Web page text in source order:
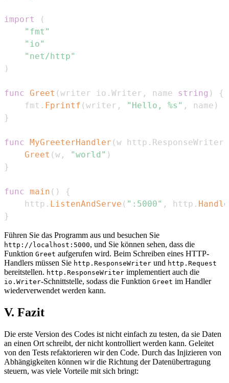
import
(
"fmt"
"io"
"net/http"
)
func Greet (writer io . Writer , name string )
{
    fmt
. Fprintf (writer , "Hello, %s" , name )
}
func MyGreeterHandler (w http . ResponseWriter
Greet (w , "world" )
}
func main ( )
{
    http
. ListenAndServe ( ":5000" , http .
}
Führen Sie das Programm aus und besuchen Sie
http://localhost:5000, und Sie können sehen, dass die
Funktion Greet aufgerufen wird. Beim Schreiben eines HTTP-
Handlers müssen Sie http.ResponseWriter und http.Request
bereitstellen. http.ResponseWriter implementiert auch die
io.Writer-Schnittstelle, sodass die Funktion Greet im Handler
wiederverwendet werden kann.
V. Fazit
Die erste Version des Codes ist nicht einfach zu testen, da sie Daten
an einen Ort schreibt, der nicht kontrolliert werden kann. Geleitet
von den Tests refaktorieren wir den Code. Durch das Injizieren von
Abhängigkeiten können wir die Richtung der Datenübertragung
steuern, was viele Vorteile mit sich bringt: